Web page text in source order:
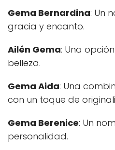
Gema Bernardina: Un
gracia y encanto.
Ailén Gema: Una
belleza.
Gema Aida: Una
con un toque de
Gema Berenice: Un
personalidad.